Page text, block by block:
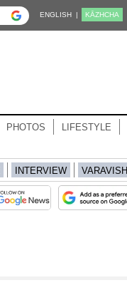
ENGLISH | KĀZHCHA
PHOTOS LIFESTYLE
INTERVIEW